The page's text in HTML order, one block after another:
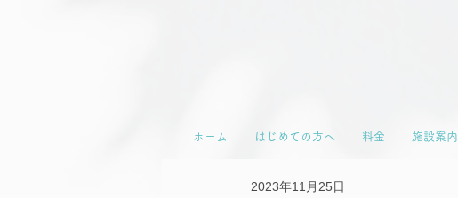
ホーム はじめての方へ 料金 施設案内
2023年11月25日